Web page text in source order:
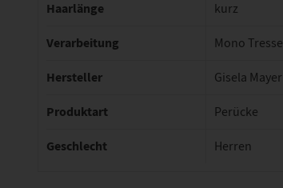
Haarlänge kurz
Verarbeitung Mono Tresse
Hersteller Gisela Mayer
Produktart Perücke
Geschlecht Herren